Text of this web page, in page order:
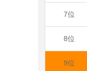
7位
8位
9位